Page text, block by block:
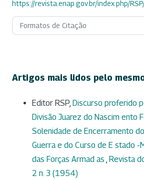
https://revista.enap.gov.br/index.php/
Formatos de Citação
Artigos mais lidos pelo
Editor RSP, Discurso proferido
Divisão Juarez do Nascim ento
Solenidade de Encerramento
Guerra e do Curso de E stado -
das Forças Armad as , Revista
2 n. 3 (1954)